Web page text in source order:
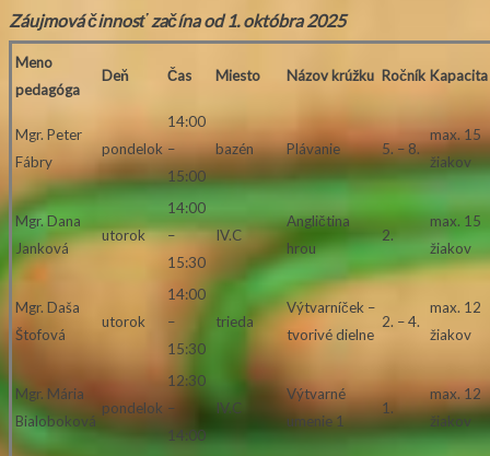
Záujmová činnosť začína od 1. októbra 2025
Meno
pedagóga
Deň Čas Miesto Názov krúžku Ročník Kapacita
Mgr. Peter
Fábry
pondelok
14:00
–
15:00
bazén Plávanie 5. – 8.
max. 15
žiakov
Mgr. Dana
Janková
utorok
14:00
–
15:30
IV.C
Angličtina
hrou
2.
max. 15
žiakov
Mgr. Daša
Štofová
utorok
14:00
–
15:30
trieda
Výtvarníček –
tvorivé dielne
2. – 4.
max. 12
žiakov
Mgr. Mária
Bialoboková
pondelok
12:30
–
14:00
IV.C
Výtvarné
umenie 1
1.
max. 12
žiakov